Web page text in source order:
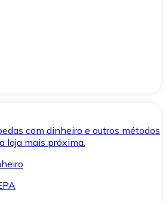
com dinheiro e outros métodos
loja mais próxima.